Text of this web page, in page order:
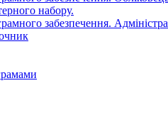
набору.
забезпечення.